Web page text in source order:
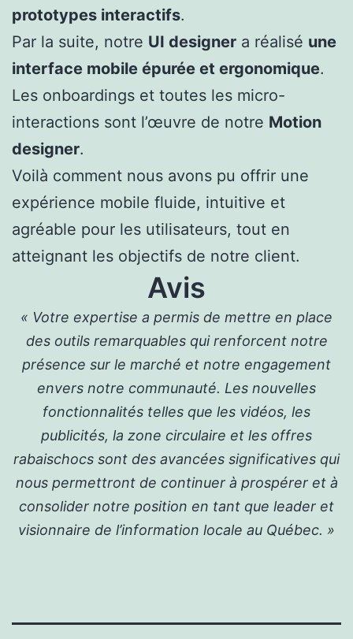
prototypes interactifs.
Par la suite, notre UI designer a réalisé une
interface mobile épurée et ergonomique.
Les onboardings et toutes les micro-
interactions sont l’œuvre de notre Motion
designer.
Voilà comment nous avons pu offrir une
expérience mobile fluide, intuitive et
agréable pour les utilisateurs, tout en
atteignant les objectifs de notre client.
Avis
« Votre expertise a permis de mettre en place
des outils remarquables qui renforcent notre
présence sur le marché et notre engagement
envers notre communauté. Les nouvelles
fonctionnalités telles que les vidéos, les
publicités, la zone circulaire et les offres
rabaischocs sont des avancées significatives qui
nous permettront de continuer à prospérer et à
consolider notre position en tant que leader et
visionnaire de l’information locale au Québec. »